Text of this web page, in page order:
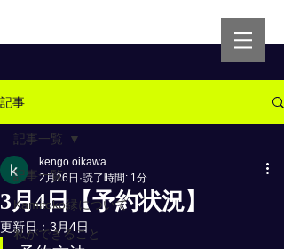
記事
記事一覧
Kamitoko縁について
私ができること
記事一覧
3月4日【予約状況】
kengo oikawa
2月26日 読了時間: 1分
更新日：3月4日